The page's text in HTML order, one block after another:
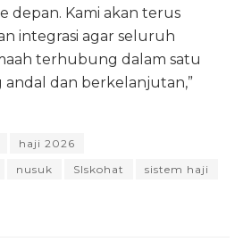
depan. Kami akan terus
integrasi agar seluruh
terhubung dalam satu
andal dan berkelanjutan,”
haji 2026
nusuk SIskohat
sistem haji